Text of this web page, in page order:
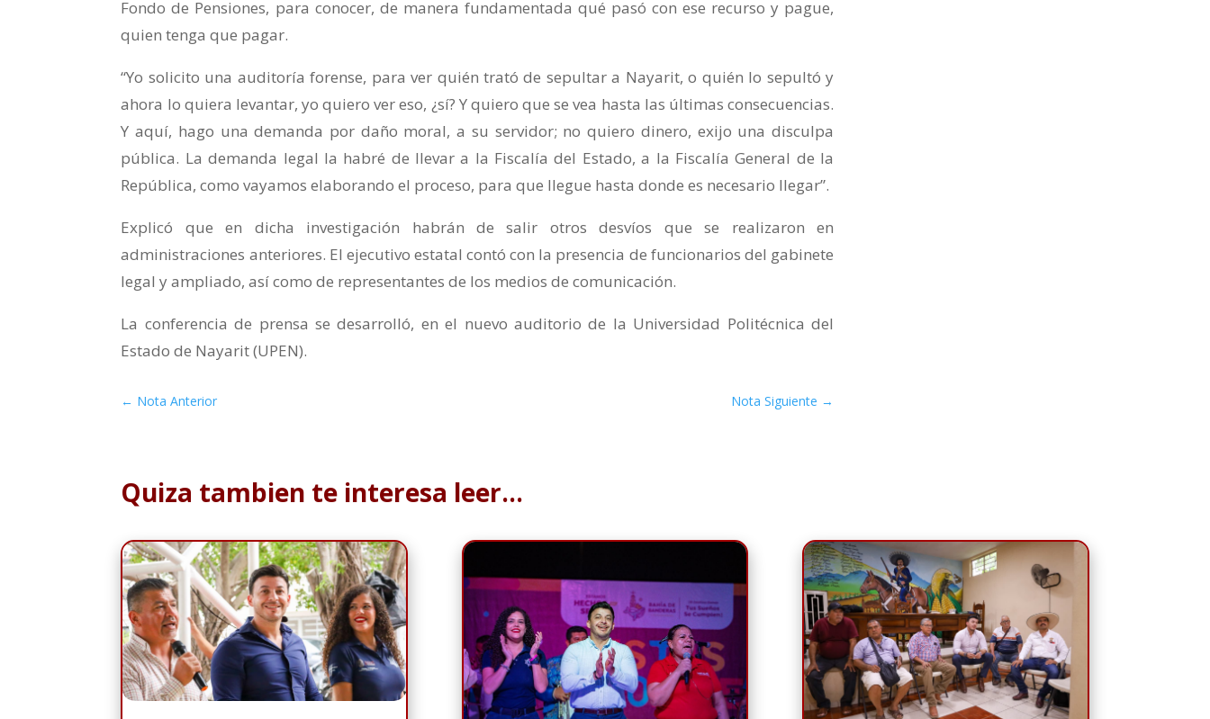
Fondo de Pensiones, para conocer, de manera fundamentada qué pasó con ese recurso y pague,
quien tenga que pagar.
“Yo solicito una auditoría forense, para ver quién trató de sepultar a Nayarit, o quién lo sepultó y
ahora lo quiera levantar, yo quiero ver eso, ¿sí? Y quiero que se vea hasta las últimas consecuencias.
Y aquí, hago una demanda por daño moral, a su servidor; no quiero dinero, exijo una disculpa
pública. La demanda legal la habré de llevar a la Fiscalía del Estado, a la Fiscalía General de la
República, como vayamos elaborando el proceso, para que llegue hasta donde es necesario llegar”.
Explicó que en dicha investigación habrán de salir otros desvíos que se realizaron en
administraciones anteriores. El ejecutivo estatal contó con la presencia de funcionarios del gabinete
legal y ampliado, así como de representantes de los medios de comunicación.
La conferencia de prensa se desarrolló, en el nuevo auditorio de la Universidad Politécnica del
Estado de Nayarit (UPEN).
← Nota Anterior Nota Siguiente →
Quiza tambien te interesa leer…